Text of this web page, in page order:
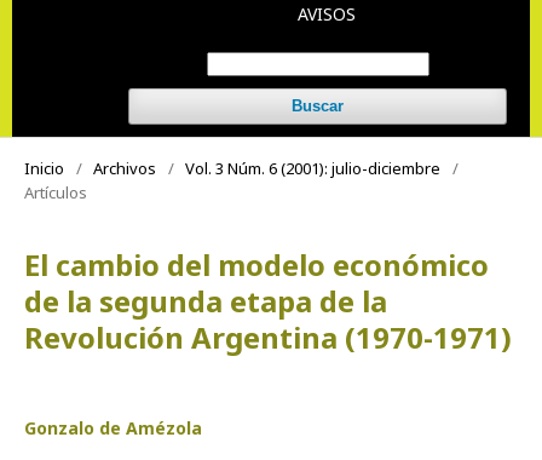
AVISOS
Buscar
Inicio / Archivos / Vol. 3 Núm. 6 (2001): julio-diciembre
/
Artículos
El cambio del modelo económico
de la segunda etapa de la
Revolución Argentina (1970-1971)
Gonzalo de Amézola